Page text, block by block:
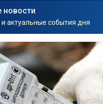
новости
актуальные события дня